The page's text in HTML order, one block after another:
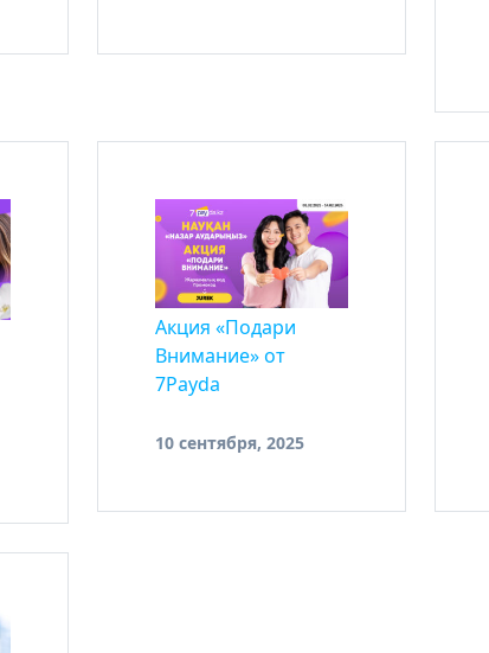
Акция «Подари
Внимание» от
7Payda
10 сентября, 2025